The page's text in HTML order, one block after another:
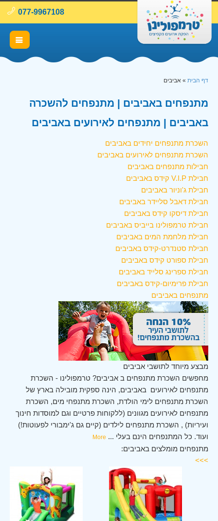
077-9967108
דף הבית » אביבים
מתנפחים באביבים | מתנפחים להשכרה
באביבים | מתנפחים לאירועים באביבים
השכרת מתנפחים יחידים באביבים
השכרת מתנפחים לאירועים באביבים
חבילות מתנפחים באביבים
חבילת V.I.P קידס באביבים
חבילת ג'וניור באביבים
חבילת דאבל סליידר באביבים
חבילת דיסקו קידס באביבים
חבילת טרמפולינו בייביס באביבים
חבילת מלחמת המים באביבים
חבילת סטנדרט-קידס באביבים
חבילת ספורט קידס באביבים
חבילת ספרינג סלייד באביבים
חבילת פרימיום-קידס באביבים
מתנפחים באביבים
מבצע מיוחד לתושבי אביבים
מחפשים השכרת מתנפחים ב אביבים? טרמפולינו - השכרת
מתנפחים לאירועים באביבים, הינה ספקית מובילה בארץ של
השכרת מתנפחים לימי הולדת, השכרת מתנפחי מים, השכרת
מתנפחים לאירועים מגוונים (ללקוחות פרטיים וגם למוסדות חינוך
ועיריות) , השכרת מתנפחים לילדים (קיים גם ג'ימבורי לפעוטות!)
ועוד. כל המתנפחים הינם בעלי ...
More
מתנפחים מומלצים באביבים:
>>>